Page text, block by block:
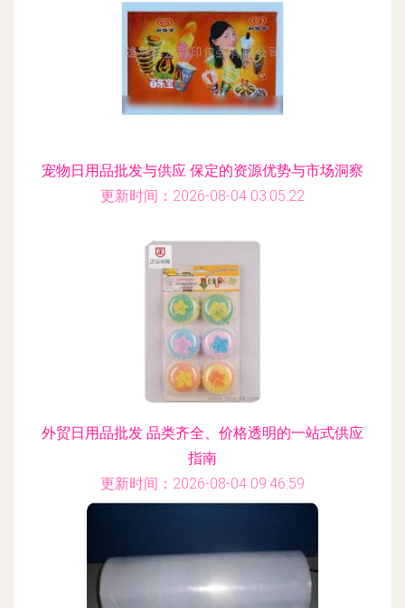
宠物日用品批发与供应 保定的资源优势与市场洞察
更新时间：2026-08-04 03:05:22
外贸日用品批发 品类齐全、价格透明的一站式供应
指南
更新时间：2026-08-04 09:46:59